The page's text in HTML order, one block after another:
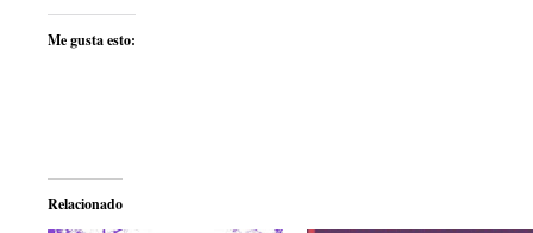
Me gusta esto:
Relacionado